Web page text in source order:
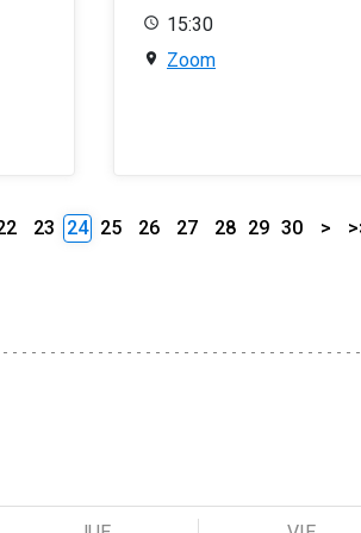
15:30
Zoom
23 24 25 26 27 28 29 30 >